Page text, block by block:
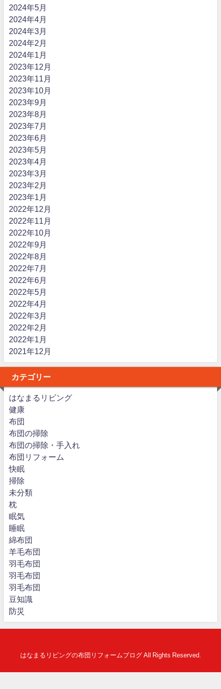
2024年5月
2024年4月
2024年3月
2024年2月
2024年1月
2023年12月
2023年11月
2023年10月
2023年9月
2023年8月
2023年7月
2023年6月
2023年5月
2023年4月
2023年3月
2023年2月
2023年1月
2022年12月
2022年11月
2022年10月
2022年9月
2022年8月
2022年7月
2022年6月
2022年5月
2022年4月
2022年3月
2022年2月
2022年1月
2021年12月
カテゴリー
はなまるリビング
健康
布団
布団の掃除
布団の掃除・手入れ
布団リフォーム
快眠
掃除
未分類
枕
眠気
睡眠
綿布団
羊毛布団
羽毛布団
羽毛布団
羽毛布団
豆知識
防災
はなまるリビングの布団リフォームブログ All Rights Reserved.